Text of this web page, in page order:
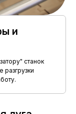
(соответственно
площади
на 2-3 мм выше
уровня намотки
этикеток, ø 50-
80 мм
и
станок
разгрузки